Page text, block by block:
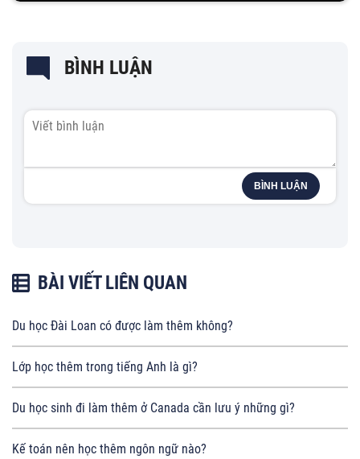
BÌNH LUẬN
BÌNH LUẬN
BÀI VIẾT LIÊN QUAN
Du học Đài Loan có được làm thêm không?
Lớp học thêm trong tiếng Anh là gì?
Du học sinh đi làm thêm ở Canada cần lưu ý những gì?
Kế toán nên học thêm ngôn ngữ nào?